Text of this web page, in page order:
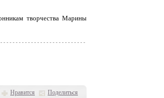
творчества Марины
Нравится Поделиться